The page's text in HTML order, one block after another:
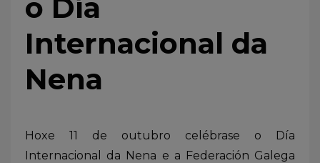
o Día
Internacional da
Nena
Hoxe 11 de outubro celébrase o Día
Internacional da Nena e a Federación Galega